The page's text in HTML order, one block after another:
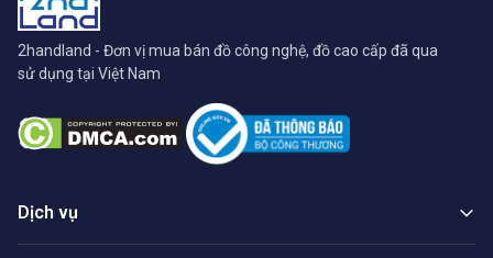
2handland - Đơn vị mua bán đồ công nghệ, đồ cao cấp đã qua
sử dụng tại Việt Nam
Dịch vụ